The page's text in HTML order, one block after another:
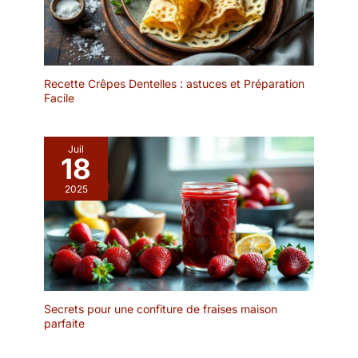
décorative de cuisinier.
Les pinces à bout rond
sont conçues pour
retourner des objets plus
grands tels que des
et plus encore.
COMPATIBLE LAVE-
VAISSELLE: Pince à
cuisine robuste,
résistante à la chaleur,
inoxydable, résistante à
la corrosion, légère, facile
à manipuler, comme
neuve pour toujours.
qualité et à l'acier
Recette Crêpes Dentelles : astuces et Préparation
Facile
Juil
18
2025
Secrets pour une confiture de fraises maison
parfaite